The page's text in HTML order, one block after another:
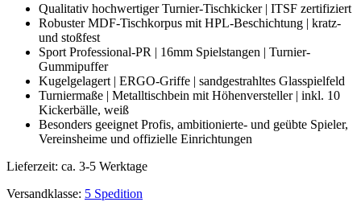
Qualitativ hochwertiger Turnier-Tischkicker | ITSF zertifiziert
Robuster MDF-Tischkorpus mit HPL-Beschichtung | kratz-
und stoßfest
Sport Professional-PR | 16mm Spielstangen | Turnier-
Gummipuffer
Kugelgelagert | ERGO-Griffe | sandgestrahltes Glasspielfeld
Turniermaße | Metalltischbein mit Höhenversteller | inkl. 10
Kickerbälle, weiß
Besonders geeignet Profis, ambitionierte- und geübte Spieler,
Vereinsheime und offizielle Einrichtungen
Lieferzeit: ca. 3-5 Werktage
Versandklasse: 5 Spedition